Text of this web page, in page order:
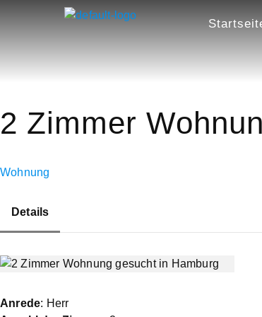
2 Zimmer
Wohnung
Details
Anrede: Herr